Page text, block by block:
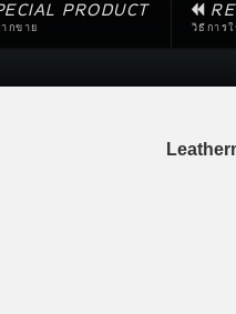
PRODUCT
กขาย วิธีการ